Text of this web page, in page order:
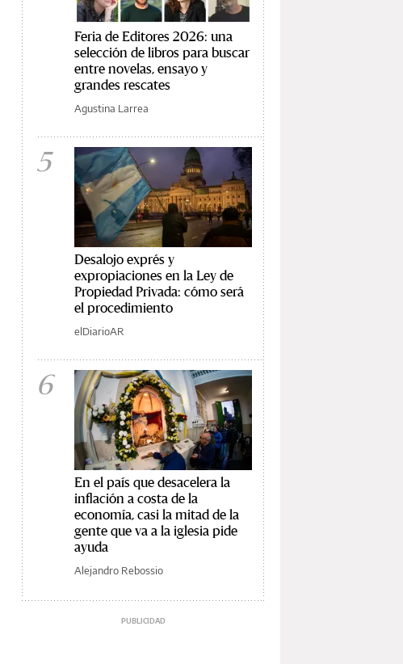
Feria de Editores 2026: una
selección de libros para buscar
entre novelas, ensayo y
grandes rescates
Agustina Larrea
5
Desalojo exprés y
expropiaciones en la Ley de
Propiedad Privada: cómo será
el procedimiento
elDiarioAR
6
En el país que desacelera la
inflación a costa de la
economía, casi la mitad de la
gente que va a la iglesia pide
ayuda
Alejandro Rebossio